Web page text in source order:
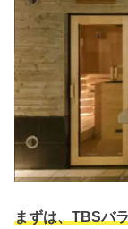
まずは、TBSバ